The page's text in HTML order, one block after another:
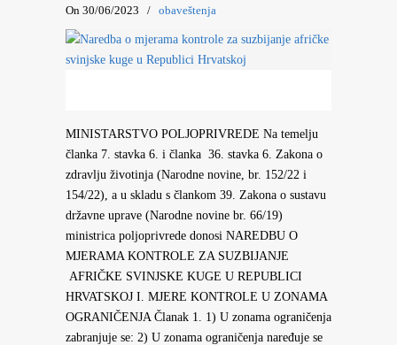
On 30/06/2023 / obaveštenja
MINISTARSTVO POLJOPRIVREDE Na temelju
članka 7. stavka 6. i članka 36. stavka 6. Zakona o
zdravlju životinja (Narodne novine, br. 152/22 i
154/22), a u skladu s člankom 39. Zakona o sustavu
državne uprave (Narodne novine br. 66/19)
ministrica poljoprivrede donosi NAREDBU O
MJERAMA KONTROLE ZA SUZBIJANJE
AFRIČKE SVINJSKE KUGE U REPUBLICI
HRVATSKOJ I. MJERE KONTROLE U ZONAMA
OGRANIČENJA Članak 1. 1) U zonama ograničenja
zabranjuje se: 2) U zonama ograničenja naređuje se